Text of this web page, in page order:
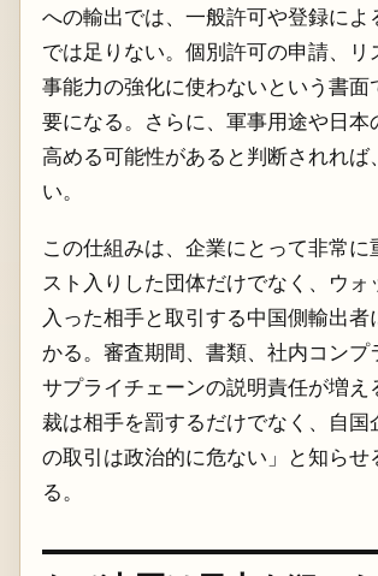
への輸出では、一般許可や登録によ
では足りない。個別許可の申請、リ
事能力の強化に使わないという書面
要になる。さらに、軍事用途や日本
高める可能性があると判断されれば
い。
この仕組みは、企業にとって非常に
スト入りした団体だけでなく、ウォ
入った相手と取引する中国側輸出者
かる。審査期間、書類、社内コンプ
サプライチェーンの説明責任が増え
裁は相手を罰するだけでなく、自国
の取引は政治的に危ない」と知らせ
る。